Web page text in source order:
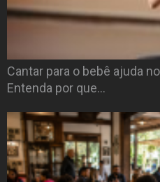
Cantar para o bebê ajuda
Entenda por que…